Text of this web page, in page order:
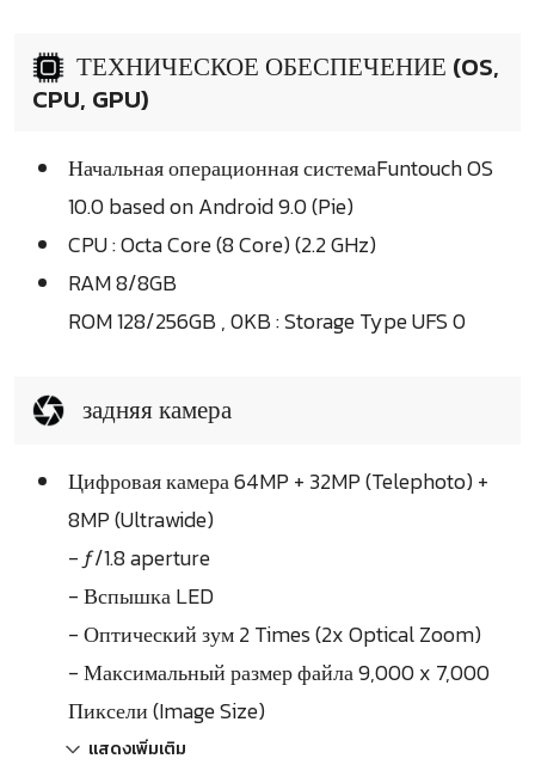
ТЕХНИЧЕСКОЕ ОБЕСПЕЧЕНИЕ (OS,
CPU, GPU)
Начальная операционная системаFuntouch OS
10.0 based on Android 9.0 (Pie)
CPU : Octa Core (8 Core) (2.2 GHz)
RAM 8/8GB
ROM 128/256GB , 0KB : Storage Type UFS 0
задняя камера
Цифровая камера 64MP + 32MP (Telephoto) +
8MP (Ultrawide)
- ƒ/1.8 aperture
- Вспышка LED
- Оптический зум 2 Times (2x Optical Zoom)
- Максимальный размер файла 9,000 x 7,000
Пиксели (Image Size)
แสดงเพิ่มเติม